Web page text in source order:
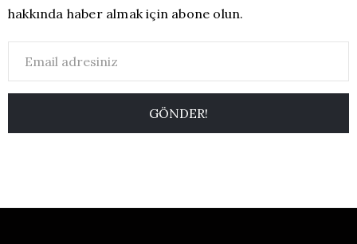
hakkında haber almak için abone olun.